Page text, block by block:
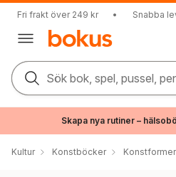
Fri frakt över 249 kr • Snabba
Sök bok, spel, pussel,
Skapa nya rutiner –
Kultur Konstböcker Konstformer